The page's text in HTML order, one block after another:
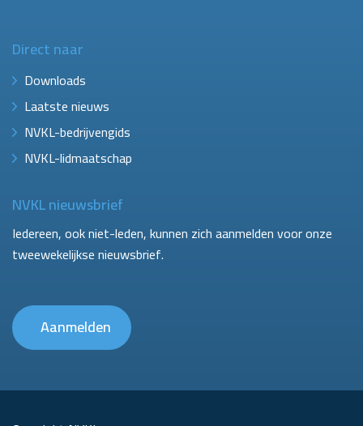
Direct naar
Downloads
Laatste nieuws
NVKL-bedrijvengids
NVKL-lidmaatschap
NVKL nieuwsbrief
Iedereen, ook niet-leden, kunnen zich aanmelden voor onze
tweewekelijkse nieuwsbrief.
Aanmelden